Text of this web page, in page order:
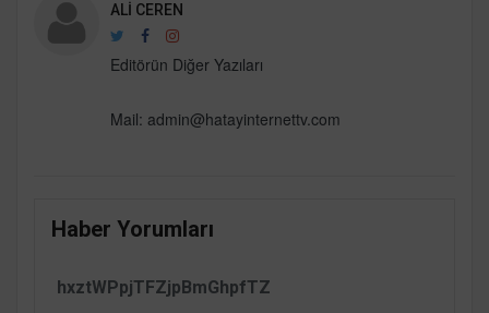
ALI CEREN
Editörün Diğer Yazıları
Mail: admin@hatayinternettv.com
Haber Yorumları
hxztWPpjTFZjpBmGhpfTZ